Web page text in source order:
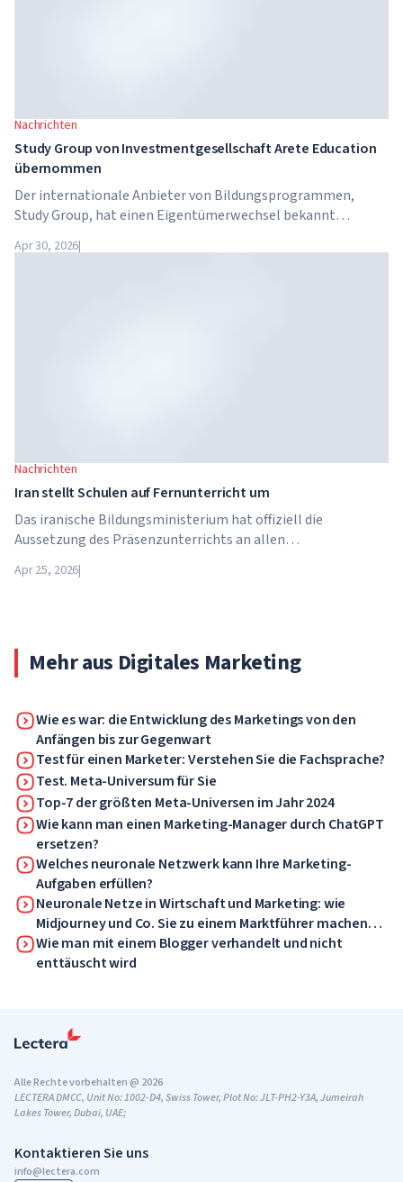
Nachrichten
Study Group von Investmentgesellschaft Arete Education
übernommen
Der internationale Anbieter von Bildungsprogrammen,
Study Group, hat einen Eigentümerwechsel bekannt
übernommen – einer Investmentstruktur im
Apr 30, 2026|
Nachrichten
Iran stellt Schulen auf Fernunterricht um
Das iranische Bildungsministerium hat offiziell die
Aussetzung des Präsenzunterrichts an allen
21. April wechseln Schulen, Hochschulen und Universitäten
Apr 25, 2026|
Mehr aus Digitales Marketing
Wie es war: die Entwicklung des Marketings von den
Anfängen bis zur Gegenwart
Test für einen Marketer: Verstehen Sie die Fachsprache?
Test. Meta-Universum für Sie
Top-7 der größten Meta-Universen im Jahr 2024
Wie kann man einen Marketing-Manager durch ChatGPT
ersetzen?
Welches neuronale Netzwerk kann Ihre Marketing-
Aufgaben erfüllen?
Neuronale Netze in Wirtschaft und Marketing: wie
Midjourney und Co. Sie zu einem Marktführer machen
können
Wie man mit einem Blogger verhandelt und nicht
enttäuscht wird
Kontaktieren Sie uns
info@lectera.com
Alle Rechte vorbehalten @ 2026
LECTERA DMCC, Unit No: 1002-D4, Swiss Tower, Plot No: JLT-PH2-Y3A, Jumeirah
Lakes Tower, Dubai, UAE;